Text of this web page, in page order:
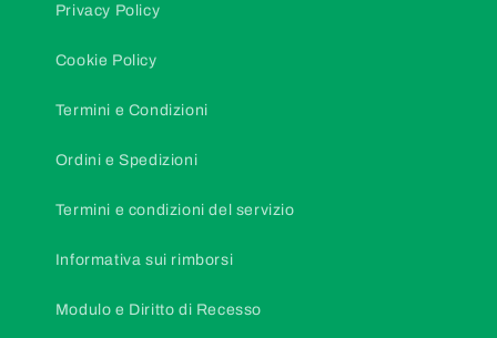
Privacy Policy
Cookie Policy
Termini e Condizioni
Ordini e Spedizioni
Termini e condizioni del servizio
Informativa sui rimborsi
Modulo e Diritto di Recesso